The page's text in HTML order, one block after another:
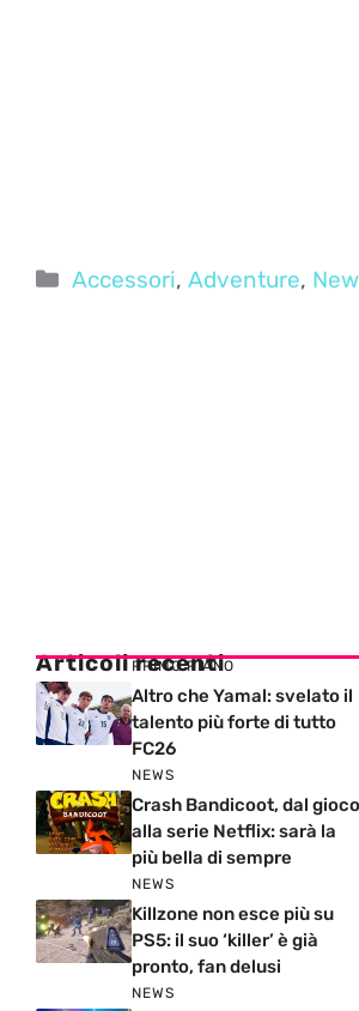
Categorie
Accessori,Adventure,
Articoli recenti
PRIMO PIANO
Altro che Yamal: svelato il
talento più forte di tutto
FC26
NEWS
Crash Bandicoot, dal gioco
alla serie Netflix: sarà la
più bella di sempre
NEWS
Killzone non esce più su
PS5: il suo ‘killer’ è già
pronto, fan delusi
NEWS